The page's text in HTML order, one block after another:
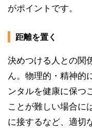
がポイントです。
距離を置く
決めつける人との関
ん。物理的・精神的
ンタルを健康に保つ
ことが難しい場合に
に接するなど、適切